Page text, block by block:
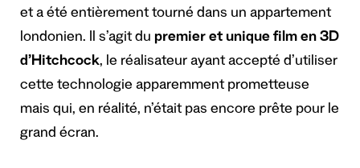
et a été entièrement tourné dans un appartement
londonien. Il s’agit du premier et unique film en 3D
d’Hitchcock, le réalisateur ayant accepté d’utiliser
cette technologie apparemment prometteuse
mais qui, en réalité, n’était pas encore prête pour le
grand écran.